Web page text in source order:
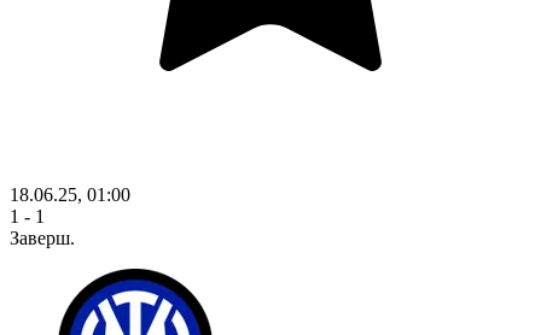
18.06.25, 01:00
1 - 1
Заверш.